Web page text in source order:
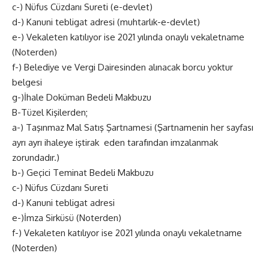
c-) Nüfus Cüzdanı Sureti (e-devlet)
d-) Kanuni tebligat adresi (muhtarlık-e-devlet)
e-) Vekaleten katılıyor ise 2021 yılında onaylı vekaletname
(Noterden)
f-) Belediye ve Vergi Dairesinden alınacak borcu yoktur
belgesi
g-)İhale Doküman Bedeli Makbuzu
B-Tüzel Kişilerden;
a-) Taşınmaz Mal Satış Şartnamesi (Şartnamenin her sayfası
ayrı ayrı ihaleye iştirak eden tarafından imzalanmak
zorundadır.)
b-) Geçici Teminat Bedeli Makbuzu
c-) Nüfus Cüzdanı Sureti
d-) Kanuni tebligat adresi
e-)İmza Sirküsü (Noterden)
f-) Vekaleten katılıyor ise 2021 yılında onaylı vekaletname
(Noterden)